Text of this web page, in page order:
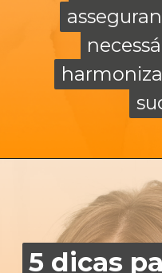
5 dicas
5 dicas